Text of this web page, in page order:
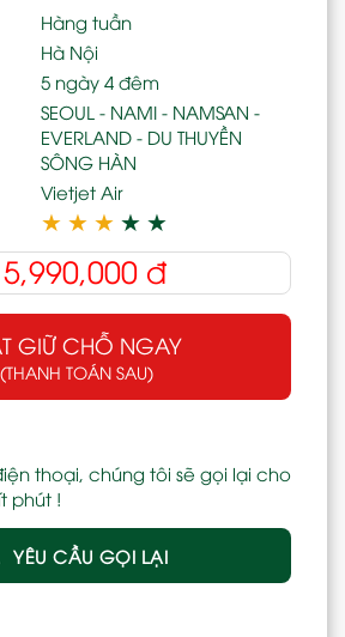
Hàng tuần
Hà Nội
5 ngày 4 đêm
SEOUL - NAMI - NAMSAN -
EVERLAND - DU THUYỀN
SÔNG HÀN
Vietjet Air
★ ★ ★ ★ ★
đ
GIỮ CHỖ NGAY
(THANH TOÁN SAU)
thoại, chúng tôi sẽ gọi lại cho
phút !
YÊU CẦU GỌI LẠI